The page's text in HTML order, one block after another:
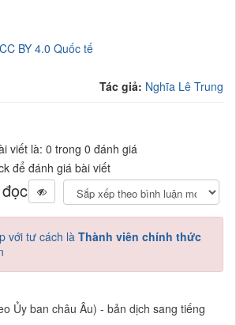
CC BY 4.0 Quốc tế
Tác giả: Nghĩa Lê Trung
viết là: 0 trong 0 đánh giá
để đánh giá bài viết
với tư cách là Thành viên chính thức
Ủy ban châu Âu) - bản dịch sang tiếng